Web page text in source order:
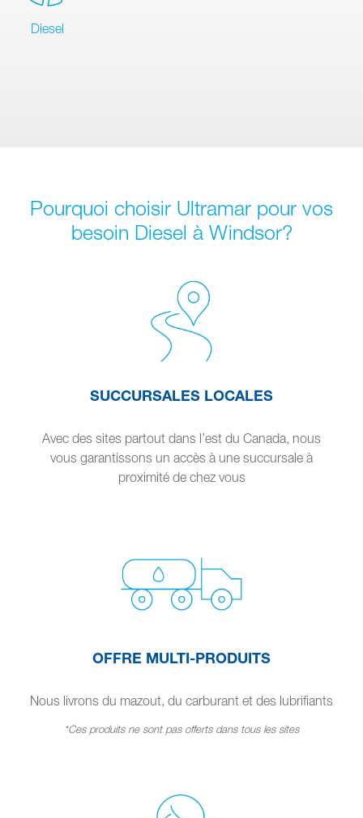
Diesel
Pourquoi choisir Ultramar pour vos
besoin Diesel à Windsor?
SUCCURSALES LOCALES
Avec des sites partout dans l’est du Canada, nous
vous garantissons un accès à une succursale à
proximité de chez vous
OFFRE MULTI-PRODUITS
Nous livrons du mazout, du carburant et des lubrifiants
*Ces produits ne sont pas offerts dans tous les sites